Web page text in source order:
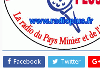
Facebook Twitter